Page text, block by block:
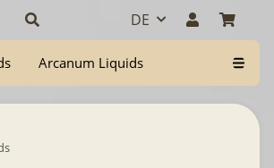
DE
Arcanum Liquids